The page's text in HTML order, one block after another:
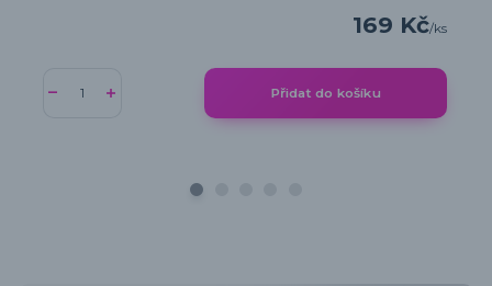
169 Kč/ks
Přidat do košíku